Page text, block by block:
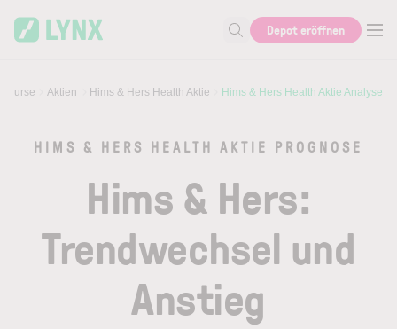
Suche nach Aktie, Autor...
Depot eröffnen
Kurse Aktien Hims & Hers Health Aktie Hims & Hers Health Aktie Analyse
HIMS & HERS HEALTH AKTIE PROGNOSE
Hims & Hers:
Trendwechsel und
Anstieg